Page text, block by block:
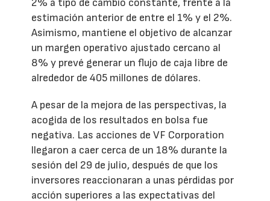
2% a tipo de cambio constante, frente a la
estimación anterior de entre el 1% y el 2%.
Asimismo, mantiene el objetivo de alcanzar
un margen operativo ajustado cercano al
8% y prevé generar un flujo de caja libre de
alrededor de 405 millones de dólares.
A pesar de la mejora de las perspectivas, la
acogida de los resultados en bolsa fue
negativa. Las acciones de VF Corporation
llegaron a caer cerca de un 18% durante la
sesión del 29 de julio, después de que los
inversores reaccionaran a unas pérdidas por
acción superiores a las expectativas del